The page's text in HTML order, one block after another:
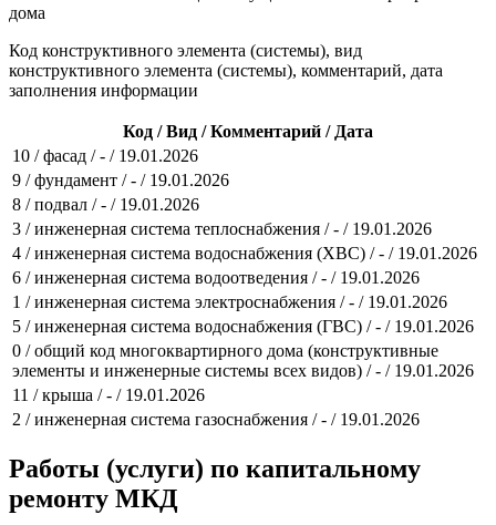
дома
Код конструктивного элемента (системы), вид
конструктивного элемента (системы), комментарий, дата
заполнения информации
Код / Вид / Комментарий / Дата
10 / фасад / - / 19.01.2026
9 / фундамент / - / 19.01.2026
8 / подвал / - / 19.01.2026
3 / инженерная система теплоснабжения / - / 19.01.2026
4 / инженерная система водоснабжения (ХВС) / - / 19.01.2026
6 / инженерная система водоотведения / - / 19.01.2026
1 / инженерная система электроснабжения / - / 19.01.2026
5 / инженерная система водоснабжения (ГВС) / - / 19.01.2026
0 / общий код многоквартирного дома (конструктивные
элементы и инженерные системы всех видов) / - / 19.01.2026
11 / крыша / - / 19.01.2026
2 / инженерная система газоснабжения / - / 19.01.2026
Работы (услуги) по капитальному
ремонту МКД